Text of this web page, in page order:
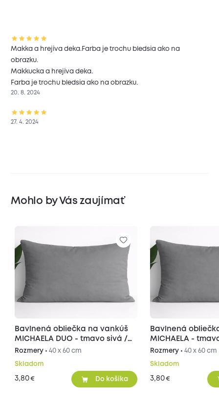
Makka a hrejiva deka.Farba je trochu bledsia ako na
obrazku.
Makkucka a hrejiva deka.
Farba je trochu bledsia ako na obrazku.
20. 8. 2024
27. 4. 2024
Mohlo by Vás zaujímať
Bavlnená obliečka na vankúš
MICHAELA DUO - tmavo sivá /
svetlo sivá 40x60 cm
Rozmery • 40 x 60 cm
Skladom
3,80€ Do košíka
Bavlnená
MICHAELA -
cm
Rozmery •40 x 60 cm
Skladom
3,80€